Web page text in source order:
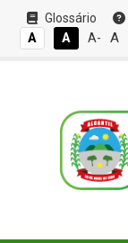
Glossário
A
A A- A